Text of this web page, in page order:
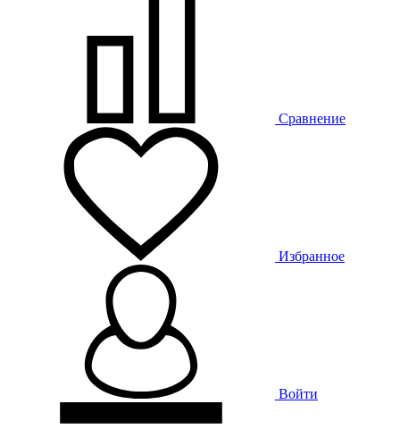
Сравнение
Избранное
Войти